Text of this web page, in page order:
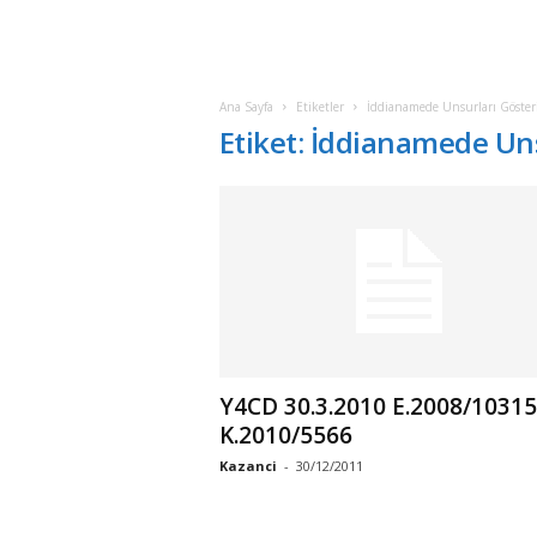
Ana Sayfa Etiketler İddianamede Unsurları
Etiket: İddianamede
Y4CD 30.3.2010 E.2008/
K.2010/5566
Kazanci - 30/12/2011